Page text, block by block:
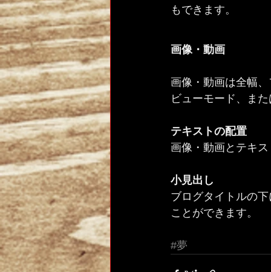
もできます。
画像・動画
画像・動画は全幅
ビューモード、ま
テキストの配置
画像・動画とテキ
小見出し
ブログタイトルの
ことができます。
#夢